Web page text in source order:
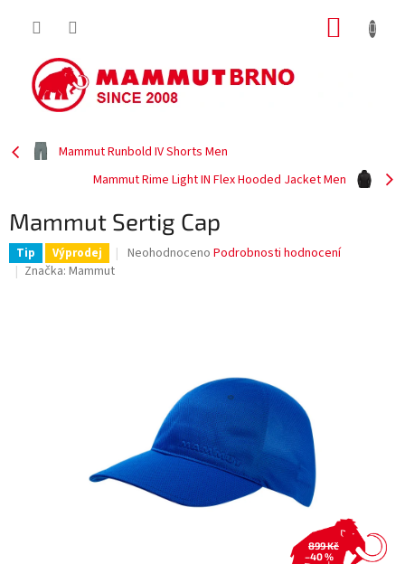
Mammut Runbold IV Shorts Men
Mammut Rime Light IN Flex Hooded Jacket Men
Mammut Sertig Cap
Tip Výprodej
Průměrné
Neohodnoceno Podrobnosti hodnocení
Značka: Mammut
899 Kč
–40 %